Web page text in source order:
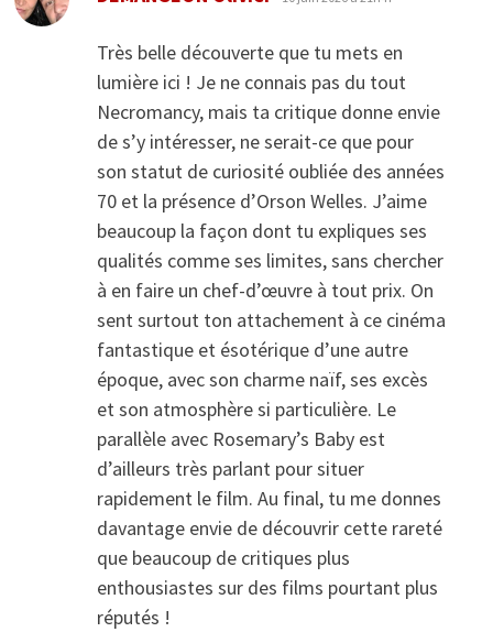
Très belle découverte que tu mets en
lumière ici ! Je ne connais pas du tout
Necromancy, mais ta critique donne envie
de s’y intéresser, ne serait-ce que pour
son statut de curiosité oubliée des années
70 et la présence d’Orson Welles. J’aime
beaucoup la façon dont tu expliques ses
qualités comme ses limites, sans chercher
à en faire un chef-d’œuvre à tout prix. On
sent surtout ton attachement à ce cinéma
fantastique et ésotérique d’une autre
époque, avec son charme naïf, ses excès
et son atmosphère si particulière. Le
parallèle avec Rosemary’s Baby est
d’ailleurs très parlant pour situer
rapidement le film. Au final, tu me donnes
davantage envie de découvrir cette rareté
que beaucoup de critiques plus
enthousiastes sur des films pourtant plus
réputés !